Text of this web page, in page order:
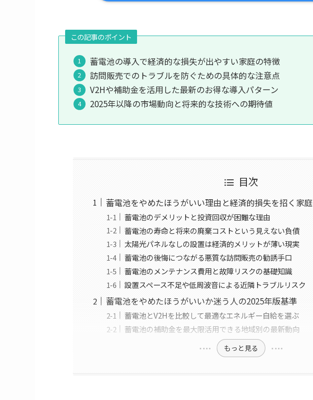
この記事のポイント
蓄電池の導入で経済的な損失が出やすい家庭の特徴
訪問販売でのトラブルを防ぐための具体的な注意点
V2Hや補助金を活用した最新のお得な導入パターン
2025年以降の市場動向と将来的な技術への期待値
目次
蓄電池をやめたほうがいい理由と経済的損失を招く家庭
蓄電池のデメリットと投資回収が困難な理由
蓄電池の寿命と将来の廃棄コストという見えない負債
太陽光パネルなしの設置は経済的メリットが薄い現実
蓄電池の後悔につながる悪質な訪問販売の勧誘手口
蓄電池のメンテナンス費用と故障リスクの基礎知識
設置スペース不足や低周波音による近隣トラブルリスク
蓄電池をやめたほうがいいか迷う人の2025年版基準
蓄電池とV2Hを比較して最適なエネルギー自給を選ぶ
蓄電池の補助金を最大限活用できる地域別の最新動向
もっと見る